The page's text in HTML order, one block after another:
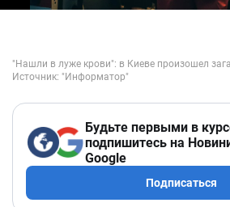
Будьте первыми в
подпишитесь на
Google
Подписаться